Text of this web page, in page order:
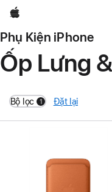
Apple
Phụ Kiện iPhone
Ốp Lưng
Bộ lọc 1
filters active
Đặt lại